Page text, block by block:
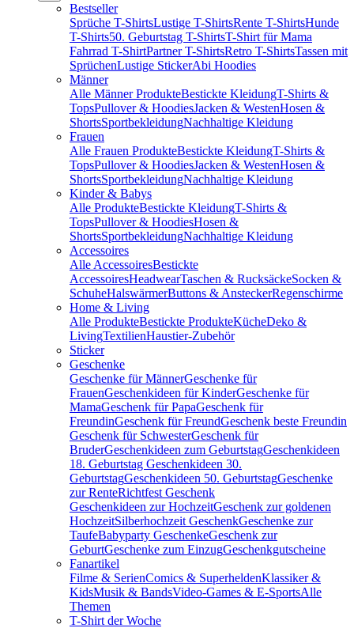
Bestseller
Sprüche T-ShirtsLustige T-ShirtsRente T-ShirtsHunde
T-Shirts50. Geburtstag T-ShirtsT-Shirt für Mama
Fahrrad T-ShirtPartner T-ShirtsRetro T-ShirtsTassen mit
SprüchenLustige StickerAbi Hoodies
Männer
Alle Männer ProdukteBestickte KleidungT-Shirts &
TopsPullover & HoodiesJacken & WestenHosen &
ShortsSportbekleidungNachhaltige Kleidung
Frauen
Alle Frauen ProdukteBestickte KleidungT-Shirts &
TopsPullover & HoodiesJacken & WestenHosen &
ShortsSportbekleidungNachhaltige Kleidung
Kinder & Babys
Alle ProdukteBestickte KleidungT-Shirts &
TopsPullover & HoodiesHosen &
ShortsSportbekleidungNachhaltige Kleidung
Accessoires
Alle AccessoiresBestickte
AccessoiresHeadwearTaschen & RucksäckeSocken &
SchuheHalswärmerButtons & AnsteckerRegenschirme
Home & Living
Alle ProdukteBestickte ProdukteKücheDeko &
LivingTextilienHaustier-Zubehör
Sticker
Geschenke
Geschenke für MännerGeschenke für
FrauenGeschenkideen für KinderGeschenke für
MamaGeschenk für PapaGeschenk für
FreundinGeschenk für FreundGeschenk beste Freundin
Geschenk für SchwesterGeschenk für
BruderGeschenkideen zum GeburtstagGeschenkideen
18. Geburtstag Geschenkideen 30.
GeburtstagGeschenkideen 50. GeburtstagGeschenke
zur RenteRichtfest Geschenk
Geschenkideen zur HochzeitGeschenk zur goldenen
HochzeitSilberhochzeit GeschenkGeschenke zur
TaufeBabyparty GeschenkeGeschenk zur
GeburtGeschenke zum EinzugGeschenkgutscheine
Fanartikel
Filme & SerienComics & SuperheldenKlassiker &
KidsMusik & BandsVideo-Games & E-SportsAlle
Themen
T-Shirt der Woche